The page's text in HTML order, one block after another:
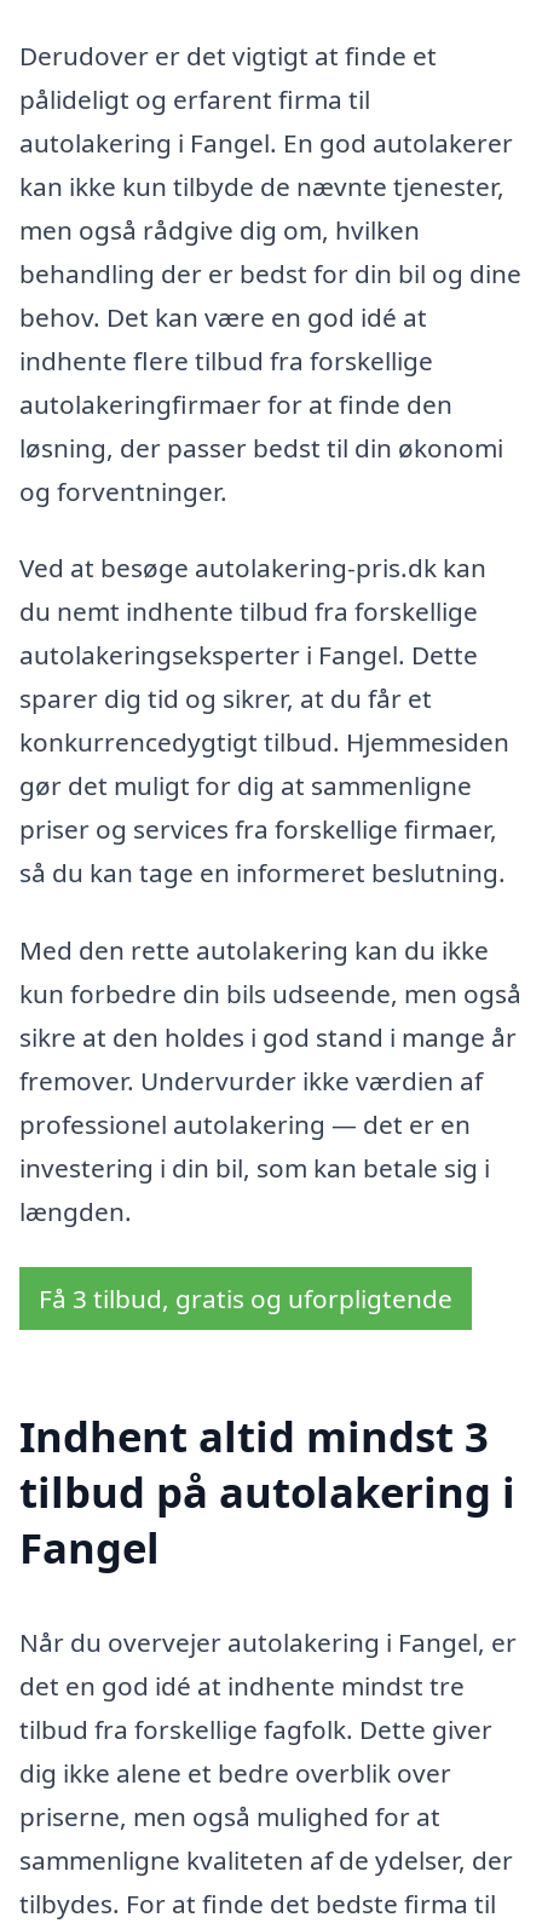
Derudover er det vigtigt at finde et
pålideligt og erfarent firma til
autolakering i Fangel. En god autolakerer
kan ikke kun tilbyde de nævnte tjenester,
men også rådgive dig om, hvilken
behandling der er bedst for din bil og dine
behov. Det kan være en god idé at
indhente flere tilbud fra forskellige
autolakeringfirmaer for at finde den
løsning, der passer bedst til din økonomi
og forventninger.
Ved at besøge autolakering-pris.dk kan
du nemt indhente tilbud fra forskellige
autolakeringseksperter i Fangel. Dette
sparer dig tid og sikrer, at du får et
konkurrencedygtigt tilbud. Hjemmesiden
gør det muligt for dig at sammenligne
priser og services fra forskellige firmaer,
så du kan tage en informeret beslutning.
Med den rette autolakering kan du ikke
kun forbedre din bils udseende, men også
sikre at den holdes i god stand i mange år
fremover. Undervurder ikke værdien af
professionel autolakering — det er en
investering i din bil, som kan betale sig i
længden.
Få 3 tilbud, gratis og uforpligtende
Indhent altid mindst 3
tilbud på autolakering i
Fangel
Når du overvejer autolakering i Fangel, er
det en god idé at indhente mindst tre
tilbud fra forskellige fagfolk. Dette giver
dig ikke alene et bedre overblik over
priserne, men også mulighed for at
sammenligne kvaliteten af de ydelser, der
tilbydes. For at finde det bedste firma til